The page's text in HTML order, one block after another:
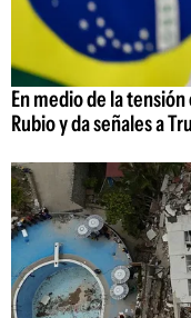
En medio de la
Rubio y da señales a